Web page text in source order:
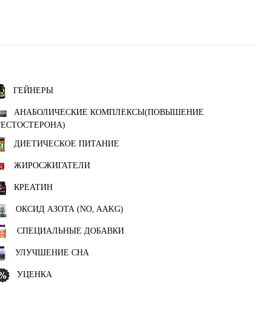
ГЕЙНЕРЫ
АНАБОЛИЧЕСКИЕ КОМПЛЕКСЫ(ПОВЫШЕНИЕ
ДИЕТИЧЕСКОЕ ПИТАНИЕ
ЖИРОСЖИГАТЕЛИ
КРЕАТИН
ОКСИД АЗОТА (NO, AAKG)
СПЕЦИАЛЬНЫЕ ДОБАВКИ
УЛУЧШЕНИЕ СНА
УЦЕНКА